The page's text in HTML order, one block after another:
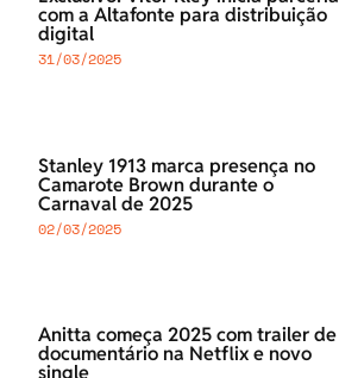
com a Altafonte para distribuição
digital
31/03/2025
Stanley 1913 marca presença no
Camarote Brown durante o
Carnaval de 2025
02/03/2025
Anitta começa 2025 com trailer de
documentário na Netflix e novo
single